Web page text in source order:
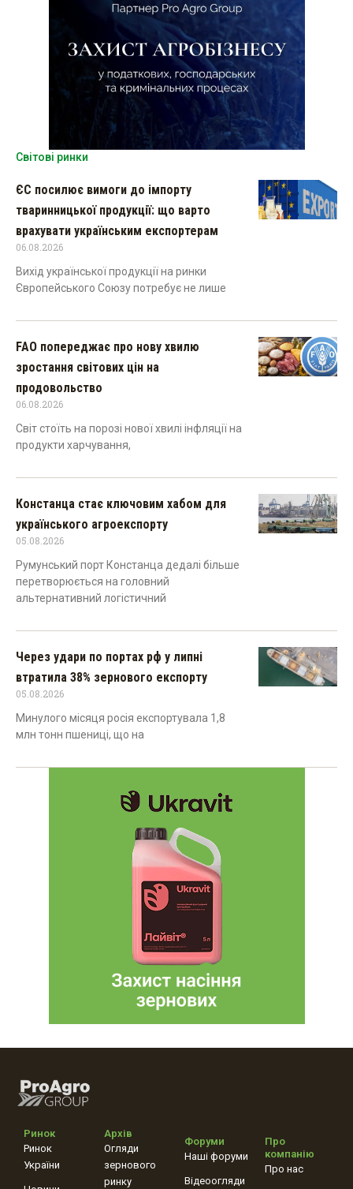
Світові ринки
ЄС посилює вимоги до імпорту
тваринницької продукції: що варто
врахувати українським експортерам
06.08.2026
Вихід української продукції на ринки
Європейського Союзу потребує не лише
FAO попереджає про нову хвилю
зростання світових цін на
продовольство
06.08.2026
Світ стоїть на порозі нової хвилі інфляції на
продукти харчування,
Констанца стає ключовим хабом для
українського агроекспорту
05.08.2026
Румунський порт Констанца дедалі більше
перетворюється на головний
альтернативний логістичний
Через удари по портах рф у липні
втратила 38% зернового експорту
05.08.2026
Минулого місяця росія експортувала 1,8
млн тонн пшениці, що на
Ринок
Ринок
України
Архів
Огляди
зернового
ринку
Форуми
Наші форуми
Відеоогляди
Про
компанію
Про нас